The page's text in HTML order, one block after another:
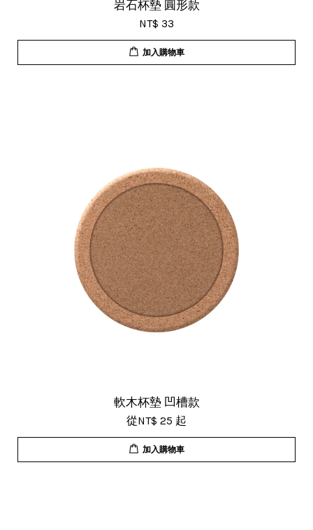
岩石杯墊 圓形款
NT$ 33
加入購物車
軟木杯墊 凹槽款
從NT$ 25 起
加入購物車